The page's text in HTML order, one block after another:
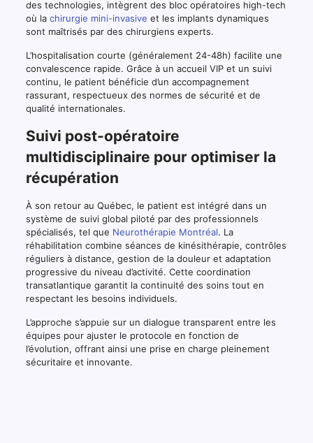
des technologies, intègrent des bloc opératoires high-tech
où la chirurgie mini-invasive et les implants dynamiques
sont maîtrisés par des chirurgiens experts.
L’hospitalisation courte (généralement 24-48h) facilite une
convalescence rapide. Grâce à un accueil VIP et un suivi
continu, le patient bénéficie d’un accompagnement
rassurant, respectueux des normes de sécurité et de
qualité internationales.
Suivi post-opératoire
multidisciplinaire pour optimiser la
récupération
À son retour au Québec, le patient est intégré dans un
système de suivi global piloté par des professionnels
spécialisés, tel que Neurothérapie Montréal. La
réhabilitation combine séances de kinésithérapie, contrôles
réguliers à distance, gestion de la douleur et adaptation
progressive du niveau d’activité. Cette coordination
transatlantique garantit la continuité des soins tout en
respectant les besoins individuels.
L’approche s’appuie sur un dialogue transparent entre les
équipes pour ajuster le protocole en fonction de
l’évolution, offrant ainsi une prise en charge pleinement
sécuritaire et innovante.